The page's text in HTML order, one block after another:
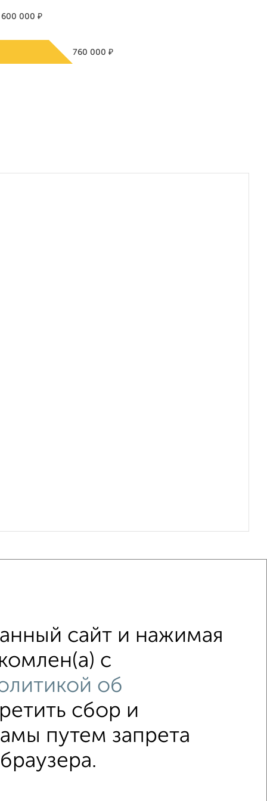
600 000₽
760 000₽
этаж не последний этаж
площадью до 15 м²
сайт и нажимая
с
об
сбор и
путем запрета